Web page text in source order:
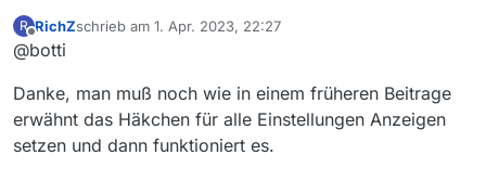
>Set Bearbeiten
dort im Reiter “Download” den Haken
setzten:
R
Offline
RichZschrieb am 1. Apr. 2023, 22:27
zuletzt editiert von
@botti
Danke, man muß noch wie in einem früheren Beitrage
erwähnt das Häkchen für alle Einstellungen Anzeigen
setzen und dann funktioniert es.